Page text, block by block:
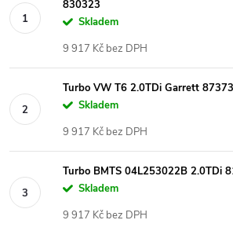
830323
Skladem
9 917 Kč bez DPH
Turbo VW T6 2.0TDi Garrett
Skladem
9 917 Kč bez DPH
Turbo BMTS 04L253022B 2.0TDi
Skladem
9 917 Kč bez DPH